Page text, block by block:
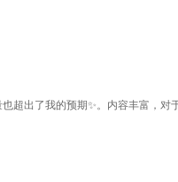
超出了我的预期✨。内容丰富，